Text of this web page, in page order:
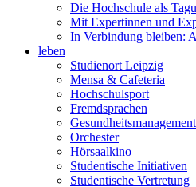
Die Hochschule als
Mit Expertinnen und
In Verbindung bleiben:
leben
Studienort Leipzig
Mensa & Cafeteria
Hochschulsport
Fremdsprachen
Gesundheitsmanagement
Orchester
Hörsaalkino
Studentische Initiativen
Studentische Vertretung